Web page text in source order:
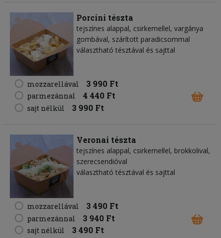
Porcini tészta
tejszínes alappal, csirkemellel, vargánya
gombával, szárított paradicsommal
választható tésztával és sajttal
mozzarellával 3 990 Ft
parmezánnal 4 440 Ft
sajt nélkül 3 990 Ft
Veronai tészta
tejszínes alappal, csirkemellel, brokkolival,
szerecsendióval
választható tésztával és sajttal
mozzarellával 3 490 Ft
parmezánnal 3 940 Ft
sajt nélkül 3 490 Ft